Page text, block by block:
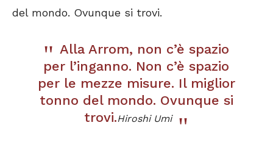
del mondo. Ovunque si trovi.
Alla Arrom, non c’è spazio
per l’inganno. Non c’è spazio
per le mezze misure. Il miglior
tonno del mondo. Ovunque si
trovi.Hiroshi Umi